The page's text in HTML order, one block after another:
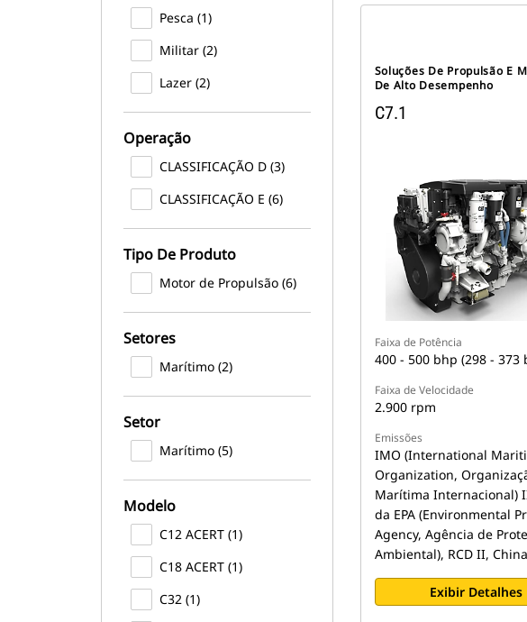
Pesca (1)
Militar (2)
Lazer (2)
Operação
CLASSIFICAÇÃO D (3)
CLASSIFICAÇÃO E (6)
Tipo De Produto
Motor de Propulsão (6)
Setores
Marítimo (2)
Setor
Marítimo (5)
Modelo
C12 ACERT (1)
C18 ACERT (1)
C32 (1)
Soluções De Propulsão E
De Alto Desempenho
C7.1
Faixa de Potência
400 - 500 bhp (298 - 373
Faixa de Velocidade
2.900 rpm
Emissões
IMO (International
Organization,
Marítima Internacional)
da EPA (Environmental
Agency, Agência de
Ambiental), RCD II,
Exibir Detalhes